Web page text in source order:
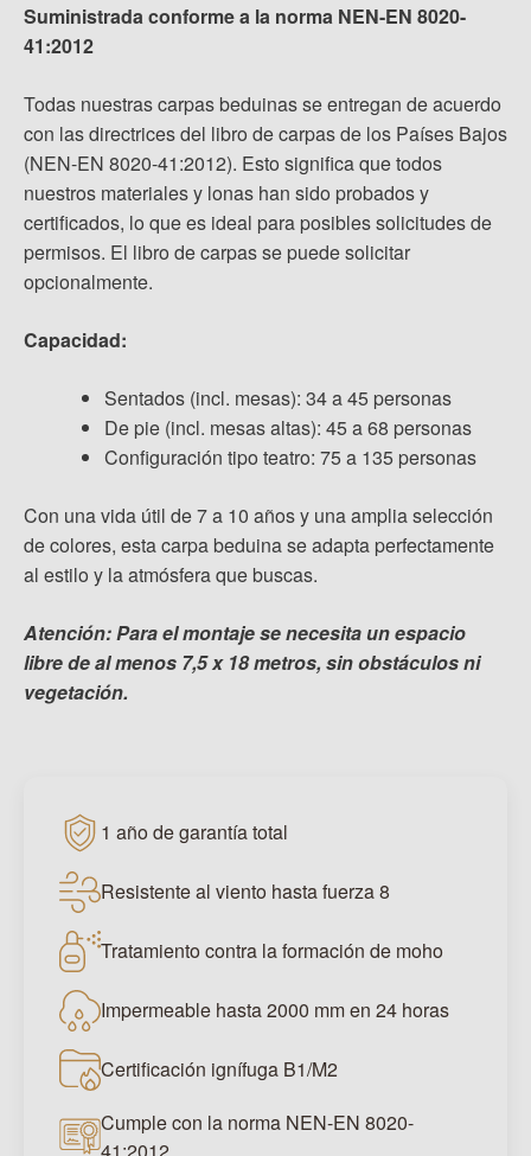
Suministrada conforme a la norma NEN-EN 8020-
41:2012
Todas nuestras carpas beduinas se entregan de acuerdo
con las directrices del libro de carpas de los Países Bajos
(NEN-EN 8020-41:2012). Esto significa que todos
nuestros materiales y lonas han sido probados y
certificados, lo que es ideal para posibles solicitudes de
permisos. El libro de carpas se puede solicitar
opcionalmente.
Capacidad:
Sentados (incl. mesas): 34 a 45 personas
De pie (incl. mesas altas): 45 a 68 personas
Configuración tipo teatro: 75 a 135 personas
Con una vida útil de 7 a 10 años y una amplia selección
de colores, esta carpa beduina se adapta perfectamente
al estilo y la atmósfera que buscas.
Atención: Para el montaje se necesita un espacio
libre de al menos 7,5 x 18 metros, sin obstáculos ni
vegetación.
1 año de garantía total
Resistente al viento hasta fuerza 8
Tratamiento contra la formación de moho
Impermeable hasta 2000 mm en 24 horas
Certificación ignífuga B1/M2
Cumple con la norma NEN-EN 8020-
41:2012